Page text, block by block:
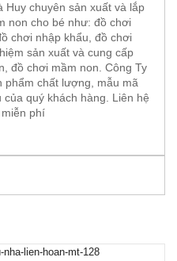
Huy chuyên sản xuất và lắp
non cho bé như: đồ chơi
chơi nhập khẩu, đồ chơi
sản xuất và cung cấp
đồ chơi mầm non. Công Ty
phẩm chất lượng, mẫu mã
quý khách hàng. Liên hệ
phí